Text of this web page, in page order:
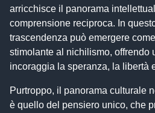
arricchisce il panorama
comprensione reciproca. In
trascendenza può emergere
stimolante al nichilismo, offrendo
incoraggia la speranza, la libertà
Purtroppo, il panorama culturale
è quello del pensiero unico, che